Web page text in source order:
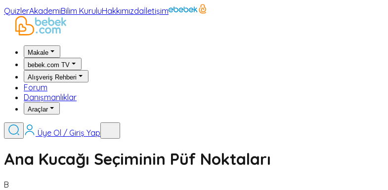
QuizlerAkademiBilim KuruluHakkımızdaİletişim
Makale
bebek.com TV
Alışveriş Rehberi
Forum
Danışmanlıklar
Araçlar
Üye Ol / Giriş Yap
Ana Kucağı Seçiminin Püf Noktaları
B